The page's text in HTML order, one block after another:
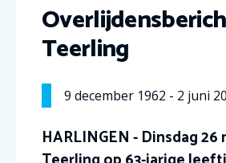
Teerling
9 december 1962 - 2 juni
HARLINGEN - Dinsdag 26